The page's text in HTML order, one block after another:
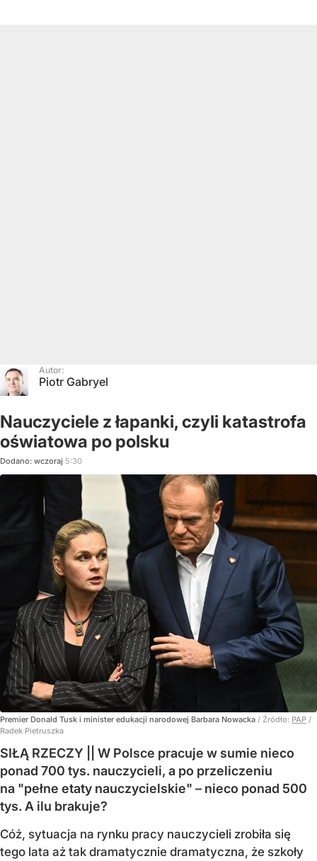
Autor:
Piotr Gabryel
Nauczyciele z łapanki, czyli katastrofa
oświatowa po polsku
Dodano: wczoraj 5:30
Premier Donald Tusk i minister edukacji narodowej Barbara Nowacka / Źródło: PAP /
Radek Pietruszka
SIŁĄ RZECZY || W Polsce pracuje w sumie nieco
ponad 700 tys. nauczycieli, a po przeliczeniu
na "pełne etaty nauczycielskie" – nieco ponad 500
tys. A ilu brakuje?
Cóż, sytuacja na rynku pracy nauczycieli zrobiła się
tego lata aż tak dramatycznie dramatyczna, że szkoły